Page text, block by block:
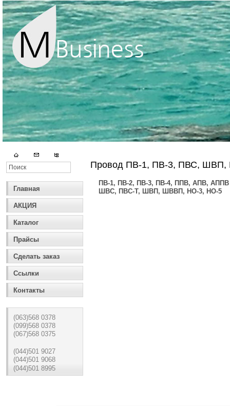
Главная
АКЦИЯ
Каталог
Прайсы
Сделать заказ
Ссылки
Контакты
(063)568 0378
(099)568 0378
(067)568 0375
(044)501 9027
(044)501 9068
(044)501 8995
Провод ПВ-1, ПВ-3, ПВС,
ПВ-1, ПВ-2, ПВ-3, ПВ-4, ППВ, АПВ, АППВ
ШВС, ПВС-Т, ШВП, ШВВП, НО-3, НО-5